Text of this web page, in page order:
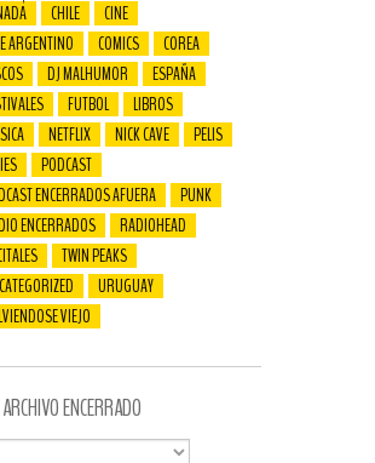
CHILE
CINE
ARGENTINO
COMICS
COREA
DJ MALHUMOR
ESPAÑA
FUTBOL
LIBROS
NETFLIX NICK CAVE
PELIS
PODCAST
ENCERRADOS AFUERA
PUNK
ENCERRADOS
RADIOHEAD
TWIN PEAKS
URUGUAY
VIEJO
ARCHIVO ENCERRADO